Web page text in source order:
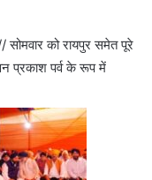
को रायपुर समेत पूरे
प्रकाश पर्व के रूप में